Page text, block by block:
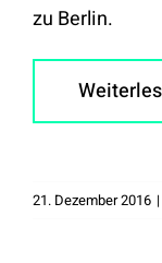
zu Berlin.
21. Dezember 2016 |